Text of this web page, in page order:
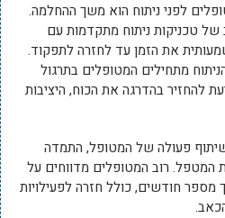
לפני ניתוח הוא משך ההחלמה.
טכניקות ניתוח מתקדמות עם
את הזמן עד לחזרה לתפקוד.
מתחילים המטופלים בתרגול
להחזיר בהדרגה את הכוח, היציבות
פעולה של המטופל, התמדה
המטפל. רוב המטופלים מדווחים על
מספר חודשים, כולל חזרה לפעילויות